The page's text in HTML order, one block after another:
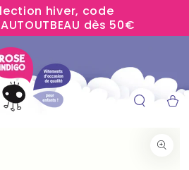
hiver, code
dès 50€
Panier